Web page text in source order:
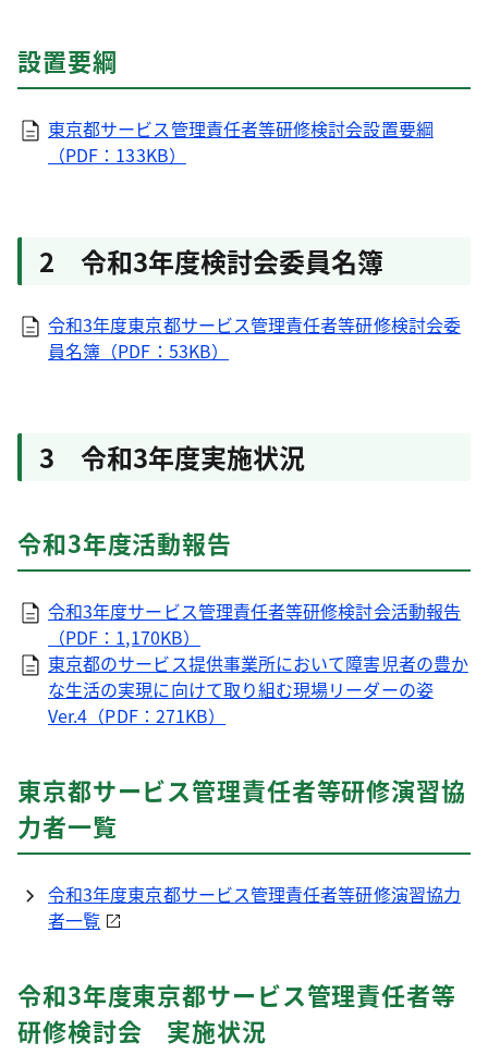
設置要綱
東京都サービス管理責任者等研修検討会設置要綱
（PDF：133KB）
2 令和3年度検討会委員名簿
令和3年度東京都サービス管理責任者等研修検討会委
員名簿（PDF：53KB）
3 令和3年度実施状況
令和3年度活動報告
令和3年度サービス管理責任者等研修検討会活動報告
（PDF：1,170KB）
東京都のサービス提供事業所において障害児者の豊か
な生活の実現に向けて取り組む現場リーダーの姿
Ver.4（PDF：271KB）
東京都サービス管理責任者等研修演習協
力者一覧
令和3年度東京都サービス管理責任者等研修演習協力
者一覧
令和3年度東京都サービス管理責任者等
研修検討会 実施状況